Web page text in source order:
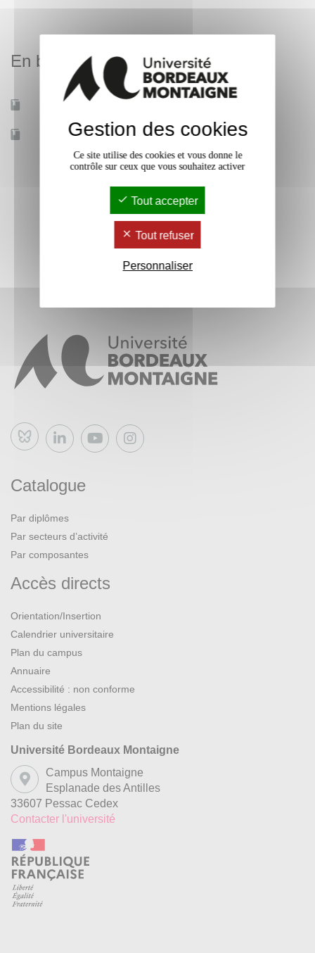
En bref
Mobilité d'études
Accessible à distance Non
Bluesky
Catalogue
Par diplômes
Par secteurs d’activité
Par composantes
Accès directs
Orientation/Insertion
Calendrier universitaire
Plan du campus
Annuaire
Accessibilité : non conforme
Mentions légales
Plan du site
Université Bordeaux Montaigne
Campus Montaigne
Esplanade des Antilles
33607 Pessac Cedex
Contacter l'université
Gestion des cookies
Ce site utilise des cookies et vous donne le
contrôle sur ceux que vous souhaitez activer
Tout accepter
Tout refuser
Personnaliser